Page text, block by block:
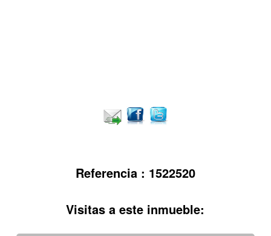
Referencia : 1522520
Visitas a este inmueble: